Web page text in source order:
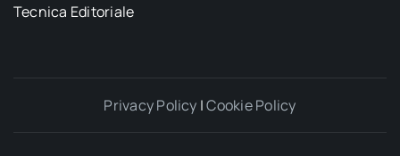
Tecnica Editoriale
Privacy Policy |Cookie Policy